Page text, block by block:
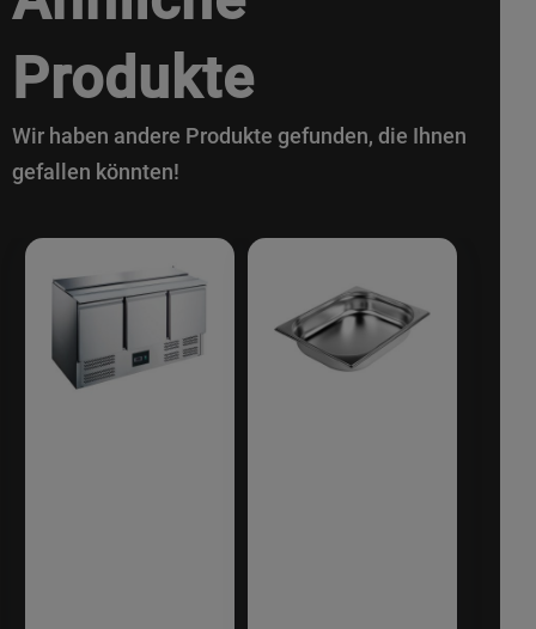
Produkte
Wir haben andere Produkte gefunden, die Ihnen
gefallen könnten!